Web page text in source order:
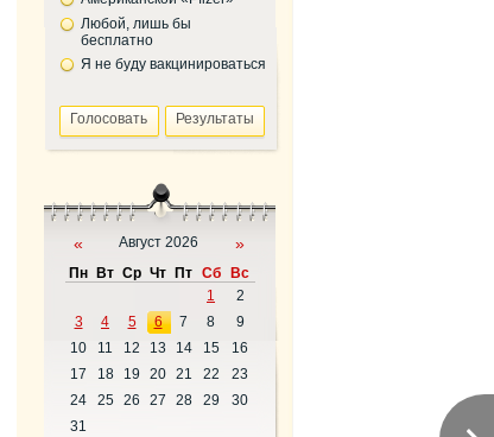
Любой, лишь бы
бесплатно
Я не буду вакцинироваться
« Август 2026 »
Пн Вт Ср Чт Пт Сб
Вс
1
2
3
4 5 6 7 8
9
10
11 12 13 14 15
16
17
18 19 20 21 22
23
24
25 26 27 28 29
30
31